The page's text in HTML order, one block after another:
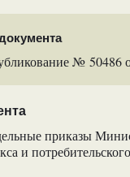
№ 50486
приказы
и